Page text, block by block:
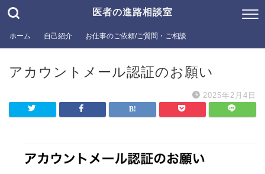
医者の進路相談室
ホーム 自己紹介 お仕事のご依頼/ご質問・ご相談
アカウントメール認証のお願い
2025年2月4日